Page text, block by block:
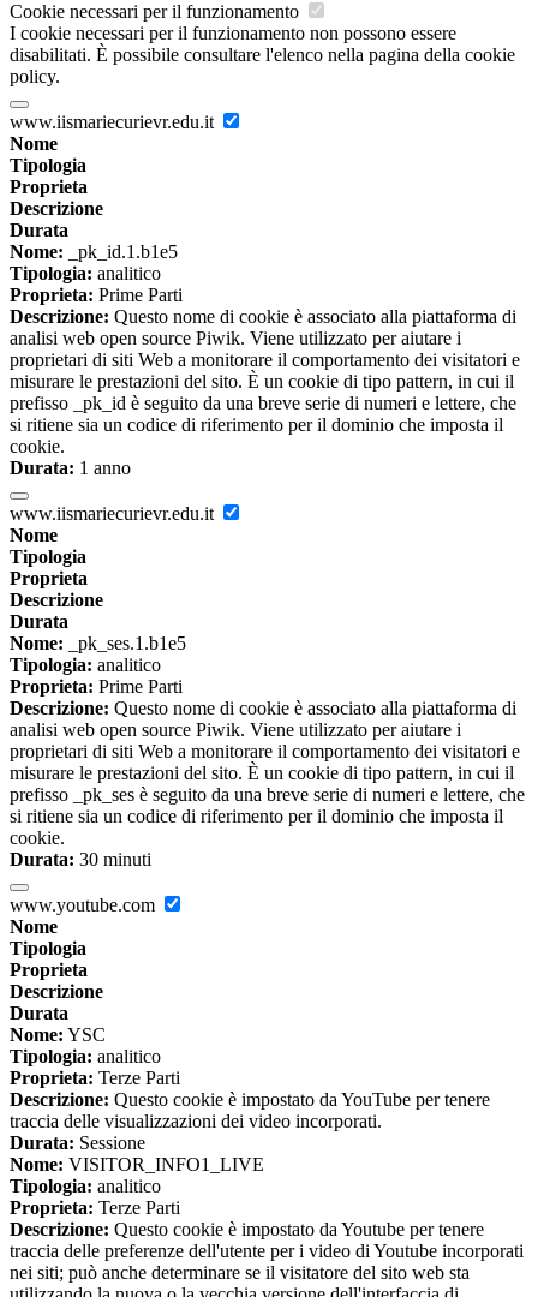
Cookie necessari per il funzionamento
I cookie necessari per il funzionamento non possono essere
disabilitati. È possibile consultare l'elenco nella pagina della cookie
policy.
www.iismariecurievr.edu.it
Nome
Tipologia
Proprieta
Descrizione
Durata
Nome: _pk_id.1.b1e5
Tipologia: analitico
Proprieta: Prime Parti
Descrizione: Questo nome di cookie è associato alla piattaforma di
analisi web open source Piwik. Viene utilizzato per aiutare i
proprietari di siti Web a monitorare il comportamento dei visitatori e
misurare le prestazioni del sito. È un cookie di tipo pattern, in cui il
prefisso _pk_id è seguito da una breve serie di numeri e lettere, che
si ritiene sia un codice di riferimento per il dominio che imposta il
cookie.
Durata: 1 anno
www.iismariecurievr.edu.it
Nome
Tipologia
Proprieta
Descrizione
Durata
Nome: _pk_ses.1.b1e5
Tipologia: analitico
Proprieta: Prime Parti
Descrizione: Questo nome di cookie è associato alla piattaforma di
analisi web open source Piwik. Viene utilizzato per aiutare i
proprietari di siti Web a monitorare il comportamento dei visitatori e
misurare le prestazioni del sito. È un cookie di tipo pattern, in cui il
prefisso _pk_ses è seguito da una breve serie di numeri e lettere, che
si ritiene sia un codice di riferimento per il dominio che imposta il
cookie.
Durata: 30 minuti
www.youtube.com
Nome
Tipologia
Proprieta
Descrizione
Durata
Nome: YSC
Tipologia: analitico
Proprieta: Terze Parti
Descrizione: Questo cookie è impostato da YouTube per tenere
traccia delle visualizzazioni dei video incorporati.
Durata: Sessione
Nome: VISITOR_INFO1_LIVE
Tipologia: analitico
Proprieta: Terze Parti
Descrizione: Questo cookie è impostato da Youtube per tenere
traccia delle preferenze dell'utente per i video di Youtube incorporati
nei siti; può anche determinare se il visitatore del sito web sta